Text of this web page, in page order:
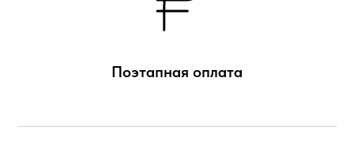
Поэтапная оплата